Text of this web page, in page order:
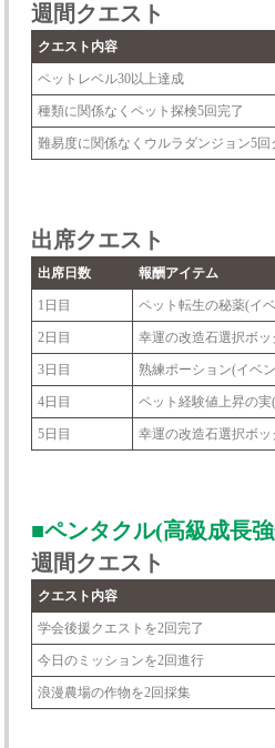
週間クエスト
クエスト内容
ペットレベル30以上達成
種類に関係なくペット探検5回完了
難易度に関係なくウルラダンジョン5回
出席クエスト
出席日数 報酬アイテム
1日目 ペット転生の秘薬(イ
2日目 幸運の改造石選択ボッ
3日目 熟練ポーション(イベ
4日目 ペット経験値上昇の実
5日目 幸運の改造石選択ボッ
■ペンタクル(高級成長
週間クエスト
クエスト内容
学会後援クエストを2回完了
今日のミッションを2回進行
浪漫農場の作物を2回採集